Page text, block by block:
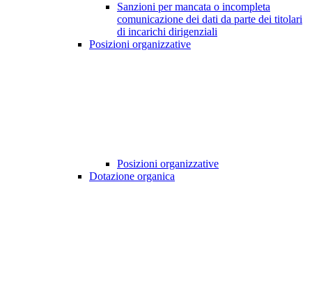
Sanzioni per mancata o incompleta
comunicazione dei dati da parte dei titolari
di incarichi dirigenziali
Posizioni organizzative
Posizioni organizzative
Dotazione organica